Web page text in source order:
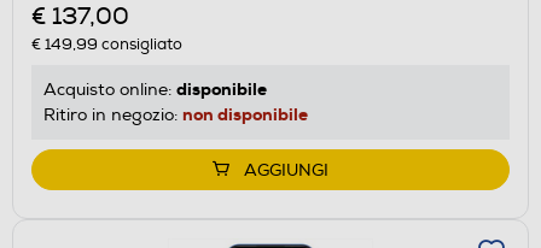
€ 137,00
€ 149,99 consigliato
Acquisto online: disponibile
Ritiro in negozio: non disponibile
AGGIUNGI